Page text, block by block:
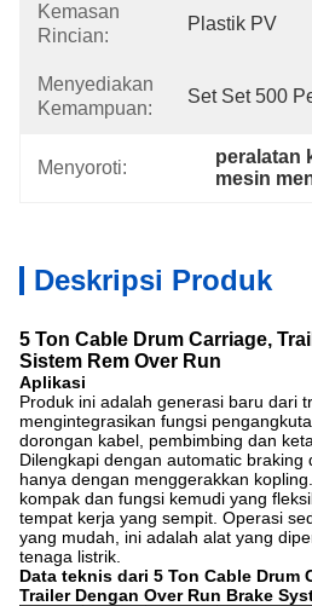
Kemasan
Rincian:
Plastik PV
Menyediakan
Kemampuan:
Set Set 500
Menyoroti:
peralatan
mesin
Deskripsi Produk
5 Ton Cable Drum Carriage,
Sistem Rem Over Run
Aplikasi
Produk ini adalah generasi baru dari
mengintegrasikan fungsi
dorongan kabel, pembimbing dan
Dilengkapi dengan automatic braking
hanya dengan menggerakkan kopling.
kompak dan fungsi kemudi yang
tempat kerja yang sempit. Operasi
yang mudah, ini adalah alat yang
tenaga listrik.
Data teknis dari 5 Ton Cable Drum
Trailer Dengan Over Run Brake